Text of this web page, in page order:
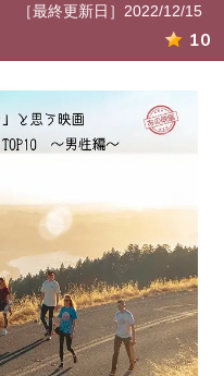
［最終更新日］2022/12/15
10